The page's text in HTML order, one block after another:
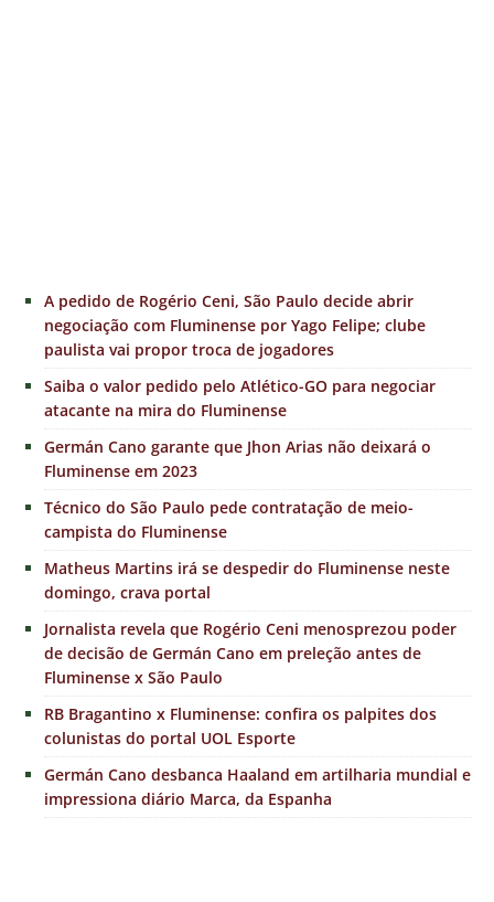
A pedido de Rogério Ceni, São Paulo decide abrir
negociação com Fluminense por Yago Felipe; clube
paulista vai propor troca de jogadores
Saiba o valor pedido pelo Atlético-GO para negociar
atacante na mira do Fluminense
Germán Cano garante que Jhon Arias não deixará o
Fluminense em 2023
Técnico do São Paulo pede contratação de meio-
campista do Fluminense
Matheus Martins irá se despedir do Fluminense neste
domingo, crava portal
Jornalista revela que Rogério Ceni menosprezou poder
de decisão de Germán Cano em preleção antes de
Fluminense x São Paulo
RB Bragantino x Fluminense: confira os palpites dos
colunistas do portal UOL Esporte
Germán Cano desbanca Haaland em artilharia mundial e
impressiona diário Marca, da Espanha